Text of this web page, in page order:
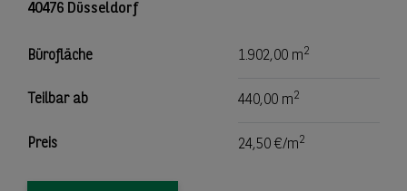
40476 Düsseldorf
Bürofläche 1.902,00 m2
Teilbar ab 440,00 m2
Preis 24,50 €/m2